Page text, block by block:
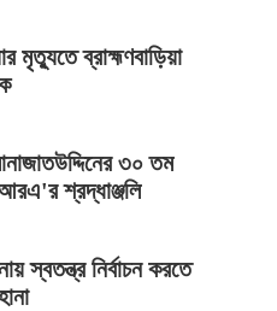
মৃত্যুতে ব্রাহ্মণবাড়িয়া
৩০ তম
শ্রদ্ধাঞ্জলি
স্বতন্ত্র নির্বাচন করতে